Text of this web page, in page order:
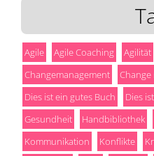
Agile Agile Coaching Agilität
Changemanagement
Dies ist ein gutes Buch
Dies
Gesundheit
Handbibliothek
Kommunikation
Konflikte